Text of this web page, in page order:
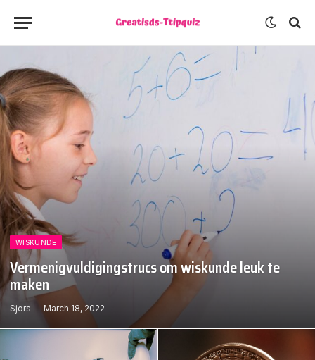
WISKUNDE
Vermenigvuldigingstrucs om wiskunde leuk te
maken
Sjors March 18, 2022